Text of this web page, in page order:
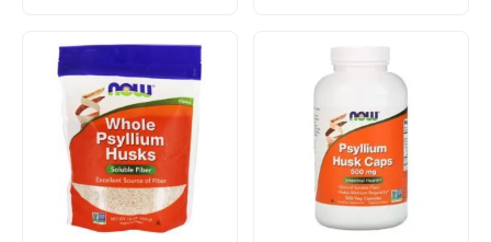
era:
R$261,67.R$196,99.